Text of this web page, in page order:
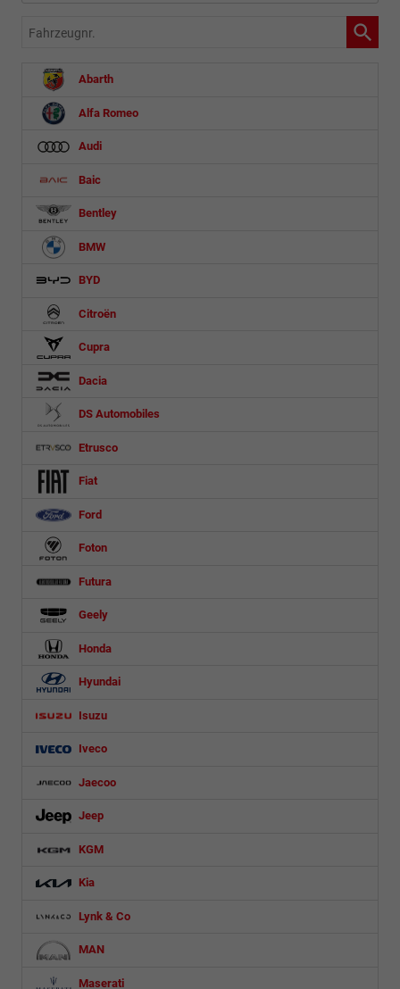
Fahrzeugnr.
Abarth
Alfa Romeo
Audi
Baic
Bentley
BMW
BYD
Citroën
Cupra
Dacia
DS Automobiles
Etrusco
Fiat
Ford
Foton
Futura
Geely
Honda
Hyundai
Isuzu
Iveco
Jaecoo
Jeep
KGM
Kia
Lynk & Co
MAN
Maserati